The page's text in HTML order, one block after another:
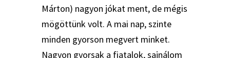
Márton) nagyon jókat ment, de mégis
mögöttünk volt. A mai nap, szinte
minden gyorson megvert minket.
Nagyon gyorsak a fiatalok, sajnálom